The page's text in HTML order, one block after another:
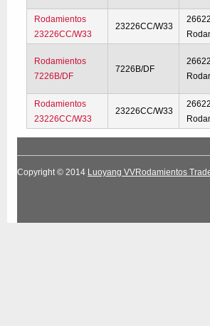
Rodamientos
23226CC/W33
23226CC/W33
Rodamientos
7226B/DF
7226B/DF
Rodamientos
23226CC/W33
23226CC/W33
Copyright © 2014 Luoyang VVRodamientos